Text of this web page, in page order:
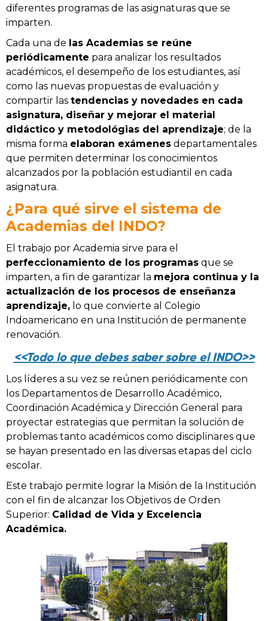
diferentes programas de las asignaturas que se
imparten.
Cada una de las Academias se reúne
periódicamente para analizar los resultados
académicos, el desempeño de los estudiantes, así
como las nuevas propuestas de evaluación y
compartir las tendencias y novedades en cada
asignatura, diseñar y mejorar el material
didáctico y metodológias del aprendizaje; de la
misma forma elaboran exámenes departamentales
que permiten determinar los conocimientos
alcanzados por la población estudiantil en cada
asignatura.
¿Para qué sirve el sistema de
Academias del INDO?
El trabajo por Academia sirve para el
perfeccionamiento de los programas que se
imparten, a fin de garantizar la mejora continua y la
actualización de los procesos de enseñanza
aprendizaje, lo que convierte al Colegio
Indoamericano en una Institución de permanente
renovación.
<<Todo lo que debes saber sobre el INDO>>
Los líderes a su vez se reúnen periódicamente con
los Departamentos de Desarrollo Académico,
Coordinación Académica y Dirección General para
proyectar estrategias que permitan la solución de
problemas tanto académicos como disciplinares que
se hayan presentado en las diversas etapas del ciclo
escolar.
Este trabajo permite lograr la Misión de la Institución
con el fin de alcanzar los Objetivos de Orden
Superior: Calidad de Vida y Excelencia
Académica.